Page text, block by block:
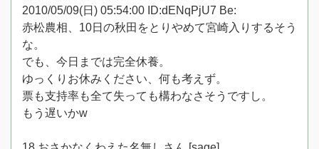
2010/05/09(日) 05:54:00 ID:dENqPjU7 Be:
赤松農相、10日の秋田をとりやめて宮崎入りするそう
な。
でも、今日までは完全休養。
ゆっくりお休みください、何も考えず。
票も支持率も全て失っても構わなさそうですし。
もう遅いかw